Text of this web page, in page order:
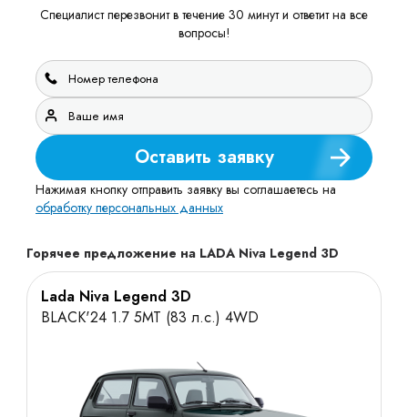
Специалист перезвонит в течение 30 минут и ответит на все
вопросы!
Оставить заявку
Нажимая кнопку отправить заявку вы соглашаетесь на
обработку персональных данных
Горячее предложение на LADA Niva Legend 3D
Lada Niva Legend 3D
BLACK'24 1.7 5МТ (83 л.с.) 4WD